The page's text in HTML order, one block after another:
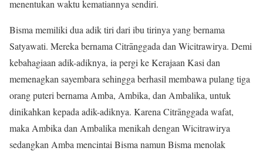
menentukan waktu kematiannya sendiri.
Bisma memiliki dua adik tiri dari ibu tirinya yang bernama
Satyawati. Mereka bernama Citrānggada dan Wicitrawirya. Demi
kebahagiaan adik-adiknya, ia pergi ke Kerajaan Kasi dan
memenagkan sayembara sehingga berhasil membawa pulang tiga
orang puteri bernama Amba, Ambika, dan Ambalika, untuk
dinikahkan kepada adik-adiknya. Karena Citrānggada wafat,
maka Ambika dan Ambalika menikah dengan Wicitrawirya
sedangkan Amba mencintai Bisma namun Bisma menolak